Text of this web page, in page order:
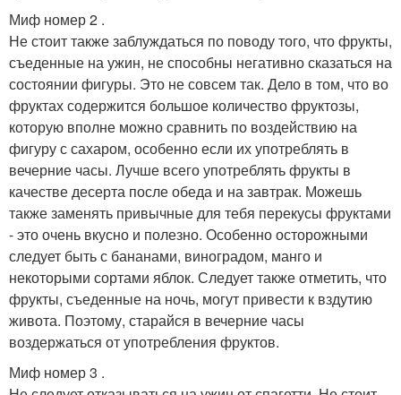
Миф номер 2 .
Не стоит также заблуждаться по поводу того, что фрукты,
съеденные на ужин, не способны негативно сказаться на
состоянии фигуры. Это не совсем так. Дело в том, что во
фруктах содержится большое количество фруктозы,
которую вполне можно сравнить по воздействию на
фигуру с сахаром, особенно если их употреблять в
вечерние часы. Лучше всего употреблять фрукты в
качестве десерта после обеда и на завтрак. Можешь
также заменять привычные для тебя перекусы фруктами
- это очень вкусно и полезно. Особенно осторожными
следует быть с бананами, виноградом, манго и
некоторыми сортами яблок. Следует также отметить, что
фрукты, съеденные на ночь, могут привести к вздутию
живота. Поэтому, старайся в вечерние часы
воздержаться от употребления фруктов.
Миф номер 3 .